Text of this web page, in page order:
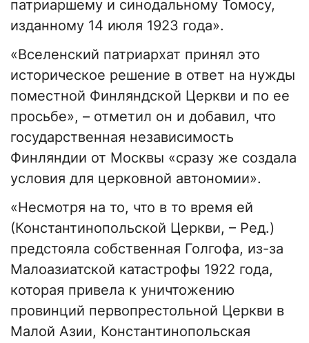
патриаршему и синодальному Томосу,
изданному 14 июля 1923 года».
«Вселенский патриархат принял это
историческое решение в ответ на нужды
поместной Финляндской Церкви и по ее
просьбе», – отметил он и добавил, что
государственная независимость
Финляндии от Москвы «сразу же создала
условия для церковной автономии».
«Несмотря на то, что в то время ей
(Константинопольской Церкви, – Ред.)
предстояла собственная Голгофа, из-за
Малоазиатской катастрофы 1922 года,
которая привела к уничтожению
провинций первопрестольной Церкви в
Малой Азии, Константинопольская